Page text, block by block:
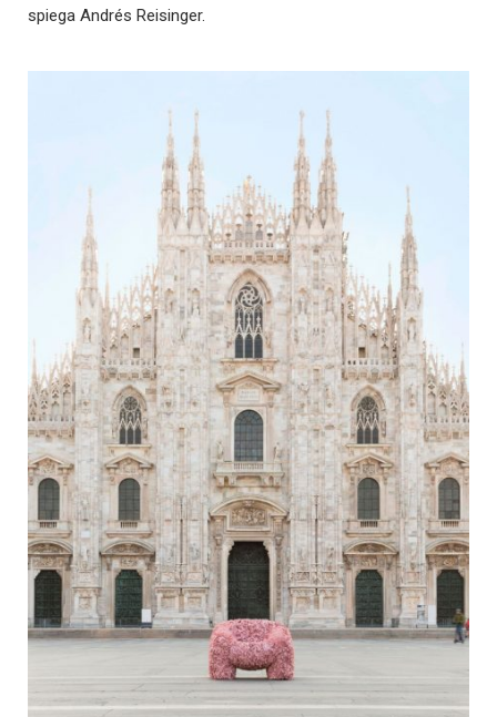
spiega Andrés Reisinger.